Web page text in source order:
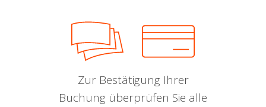
Zur Bestätigung Ihrer
Buchung überprüfen Sie alle